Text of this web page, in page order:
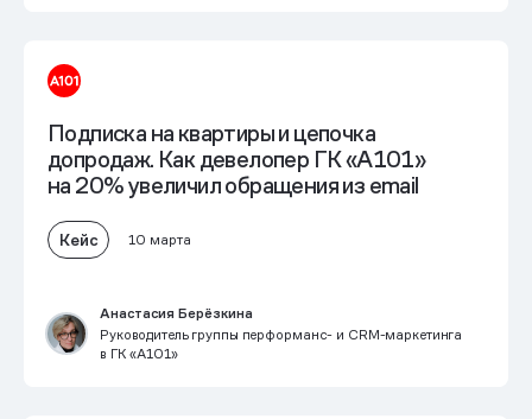
Подписка на квартиры и цепочка
допродаж. Как девелопер ГК «А101»
на 20% увеличил обращения из email
Кейс 10 марта
Анастасия Берёзкина
Руководитель группы перформанс- и CRM-маркетинга
в ГК «А101»